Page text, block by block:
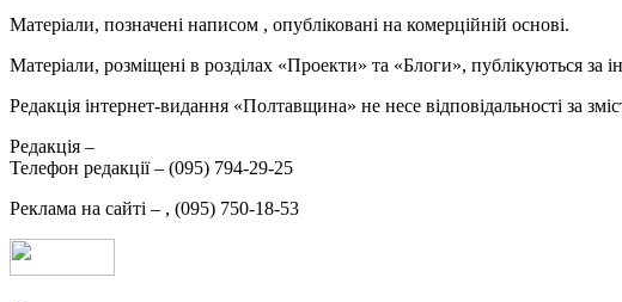
Матеріали, позначені написом , опубліковані на комерційній основі.
Матеріали, розміщені в розділах «Проекти» та «Блоги», публікуються за
Редакція інтернет-видання «Полтавщина» не несе відповідальності за
Редакція –
Телефон редакції – (095) 794-29-25
Реклама на сайті – , (095) 750-18-53